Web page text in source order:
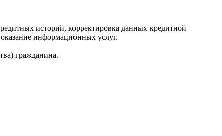
историй, корректировка данных кредитной
информационных услуг.
гражданина.